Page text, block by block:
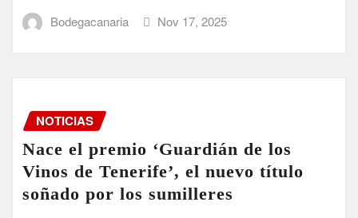
Bodegacanaria Nov 17, 2025
NOTICIAS
Nace el premio ‘Guardián de los
Vinos de Tenerife’, el nuevo título
soñado por los sumilleres